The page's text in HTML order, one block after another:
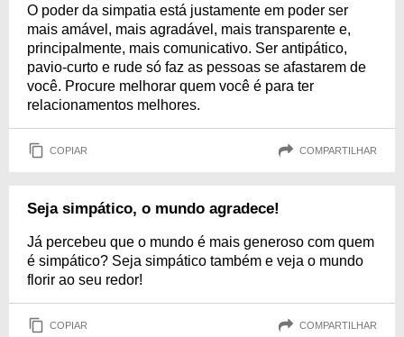
O poder da simpatia está justamente em poder ser
mais amável, mais agradável, mais transparente e,
principalmente, mais comunicativo. Ser antipático,
pavio-curto e rude só faz as pessoas se afastarem de
você. Procure melhorar quem você é para ter
relacionamentos melhores.
COPIAR COMPARTILHAR
Seja simpático, o mundo agradece!
Já percebeu que o mundo é mais generoso com quem
é simpático? Seja simpático também e veja o mundo
florir ao seu redor!
COPIAR COMPARTILHAR